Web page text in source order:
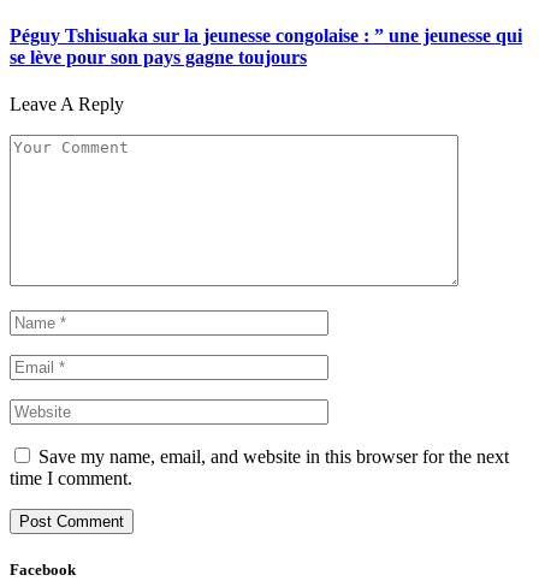
Péguy Tshisuaka sur la jeunesse congolaise : ” une jeunesse qui
se lève pour son pays gagne toujours
Leave A Reply
Save my name, email, and website in this browser for the next
time I comment.
Facebook